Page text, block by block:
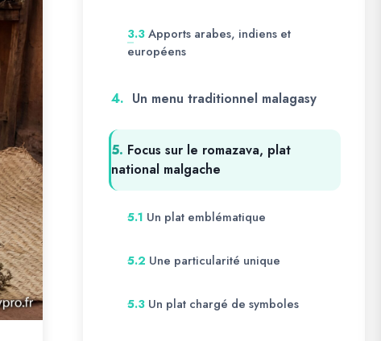
3.3 Apports arabes, indiens et
européens
4. Un menu traditionnel malagasy
5. Focus sur le romazava, plat
national malgache
5.1 Un plat emblématique
5.2 Une particularité unique
5.3 Un plat chargé de symboles